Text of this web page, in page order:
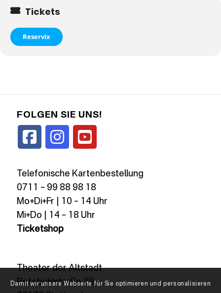
Tickets
Reservix
FOLGEN SIE UNS!
Telefonische Kartenbestellung
0711 – 99 88 98 18
Mo+Di+Fr | 10 – 14 Uhr
Mi+Do | 14 – 18 Uhr
Ticketshop
Theater der Altstadt
Rotebühlstraße 89
Damit wir unsere Webseite für Sie optimieren und personalisieren